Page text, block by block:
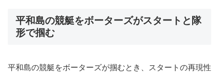
平和島の競艇をボーターズがスタートと隊
形で掴む
平和島の競艇をボーターズが掴むとき、スタートの再現性